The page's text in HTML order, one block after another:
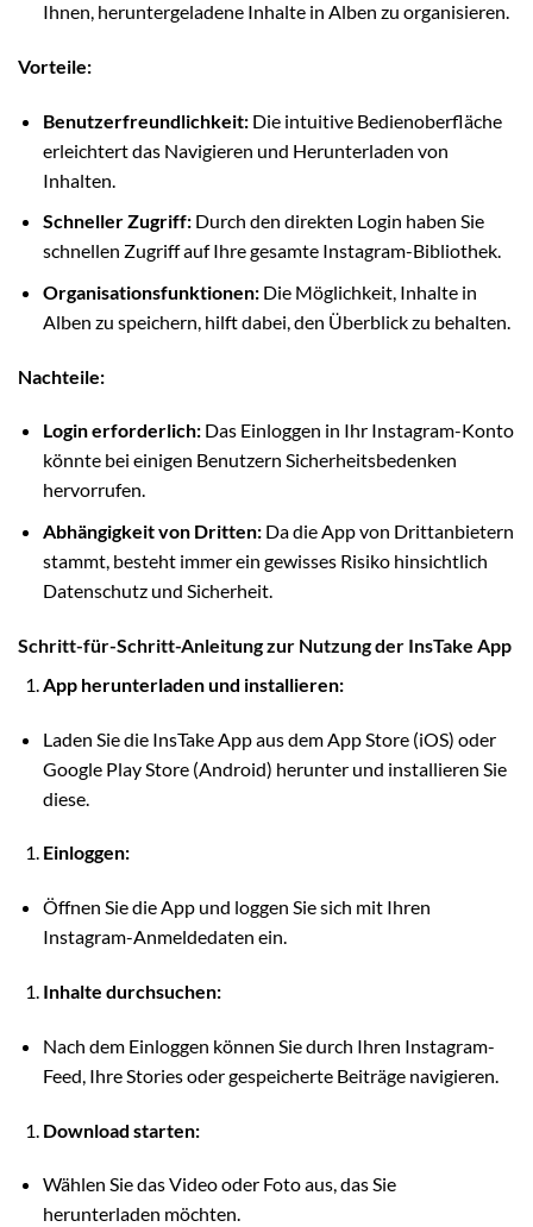
Ihnen, heruntergeladene Inhalte in Alben zu organisieren.
Vorteile:
Benutzerfreundlichkeit:Die intuitive Bedienoberfläche
erleichtert das Navigieren und Herunterladen von
Inhalten.
Schneller Zugriff:Durch den direkten Login haben Sie
schnellen Zugriff auf Ihre gesamte Instagram-Bibliothek.
Organisationsfunktionen:Die Möglichkeit, Inhalte in
Alben zu speichern, hilft dabei, den Überblick zu behalten.
Nachteile:
Login erforderlich:Das Einloggen in Ihr Instagram-Konto
könnte bei einigen Benutzern Sicherheitsbedenken
hervorrufen.
Abhängigkeit von Dritten:Da die App von Drittanbietern
stammt, besteht immer ein gewisses Risiko hinsichtlich
Datenschutz und Sicherheit.
Schritt-für-Schritt-Anleitung zur Nutzung der InsTake App
App herunterladen und installieren:
Laden Sie die InsTake App aus dem App Store (iOS) oder
Google Play Store (Android) herunter und installieren Sie
diese.
Einloggen:
Öffnen Sie die App und loggen Sie sich mit Ihren
Instagram-Anmeldedaten ein.
Inhalte durchsuchen:
Nach dem Einloggen können Sie durch Ihren Instagram-
Feed, Ihre Stories oder gespeicherte Beiträge navigieren.
Download starten:
Wählen Sie das Video oder Foto aus, das Sie
herunterladen möchten.